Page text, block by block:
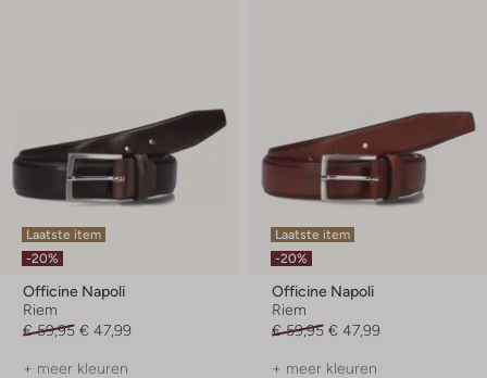
Laatste item
-20%
Officine Napoli
Riem
€ 59,95 € 47,99
+ meer kleuren
Laatste item
-20%
Officine Napoli
Riem
€ 59,95 € 47,99
+ meer kleuren